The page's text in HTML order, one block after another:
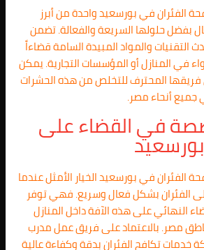
الفئران في بورسعيد واحدة من أبرز
بفضل حلولها السريعة والفعالة. تضمن
التقنيات والمواد المبيدة السامة قضاءاً
في المنازل أو المؤسسات التجارية. يمكن
فريقها المحترف للتخلص من هذه الحشرات
جميع أنحاء مصر.
في القضاء على
الفئران في بورسعيد الخيار الأمثل عندما
الفئران بشكل فعال وسريع. فهي توفر
النهائي على هذه الآفة داخل المنازل
مصر. بالاعتماد على فريق عمل مدرب
تكافح الفئران بدقة وكفاءة عالية